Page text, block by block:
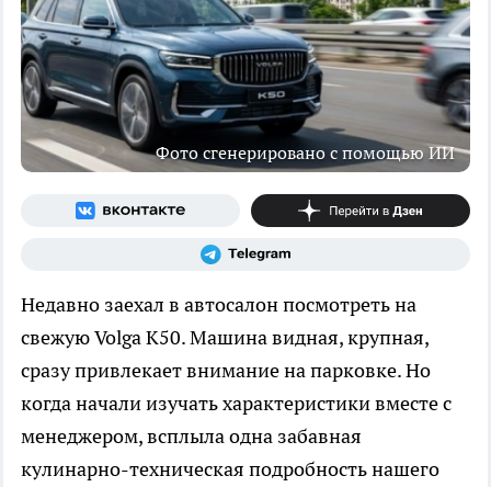
Фото сгенерировано с помощью ИИ
Недавно заехал в автосалон посмотреть на
свежую Volga K50. Машина видная, крупная,
сразу привлекает внимание на парковке. Но
когда начали изучать характеристики вместе с
менеджером, всплыла одна забавная
кулинарно-техническая подробность нашего